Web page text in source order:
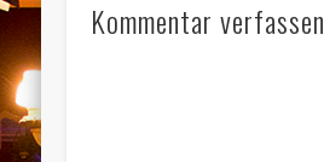
Kommentar verfassen